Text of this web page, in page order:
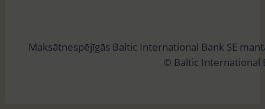
ē
Maksātnespējīgās Baltic International Bank SE
© Baltic International